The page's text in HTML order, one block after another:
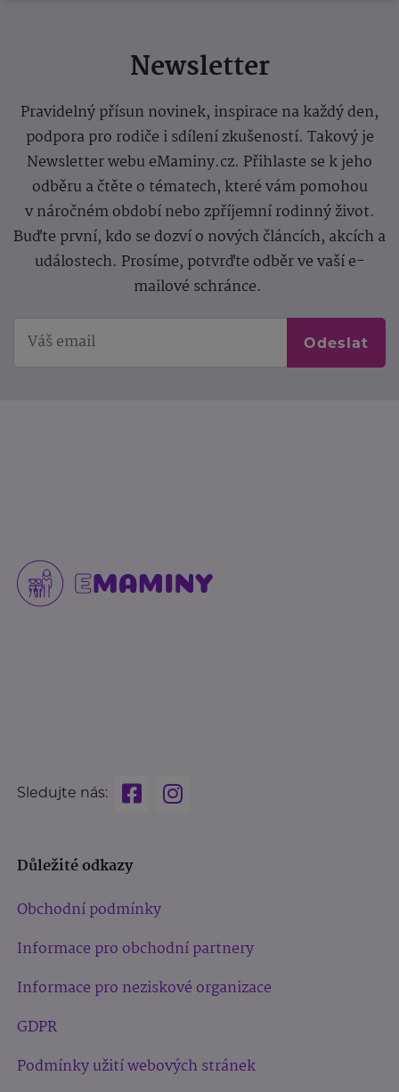
Newsletter
Pravidelný přísun novinek, inspirace na každý den,
podpora pro rodiče i sdílení zkušeností. Takový je
Newsletter webu eMaminy.cz. Přihlaste se k jeho
odběru a čtěte o tématech, které vám pomohou
v náročném období nebo zpříjemní rodinný život.
Buďte první, kdo se dozví o nových článcích, akcích a
událostech. Prosíme, potvrďte odběr ve vaší e-
mailové schránce.
Odeslat
Sledujte nás:
Důležité odkazy
Obchodní podmínky
Informace pro obchodní partnery
Informace pro neziskové organizace
GDPR
Podmínky užití webových stránek